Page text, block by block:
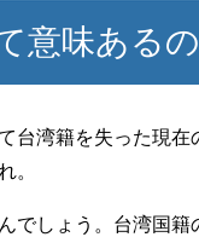
意味ある
台湾籍を失った現
。
でしょう。台湾国